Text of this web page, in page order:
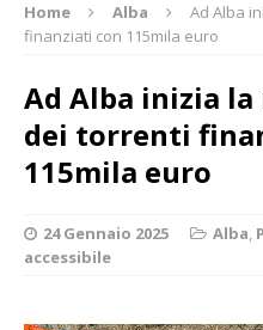
Home Alba
Ad Alba
finanziati con 115mila euro
Ad Alba inizia
dei torrenti
115mila euro
24 Gennaio 2025 Alba,
accessibile